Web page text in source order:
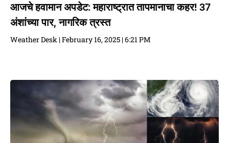
आजचे हवामान अपडेट: महाराष्ट्रात तापमानाचा कहर! 37
अंशांच्या पार, नागरिक त्रस्त
Weather Desk February 16, 2025 6:21 PM